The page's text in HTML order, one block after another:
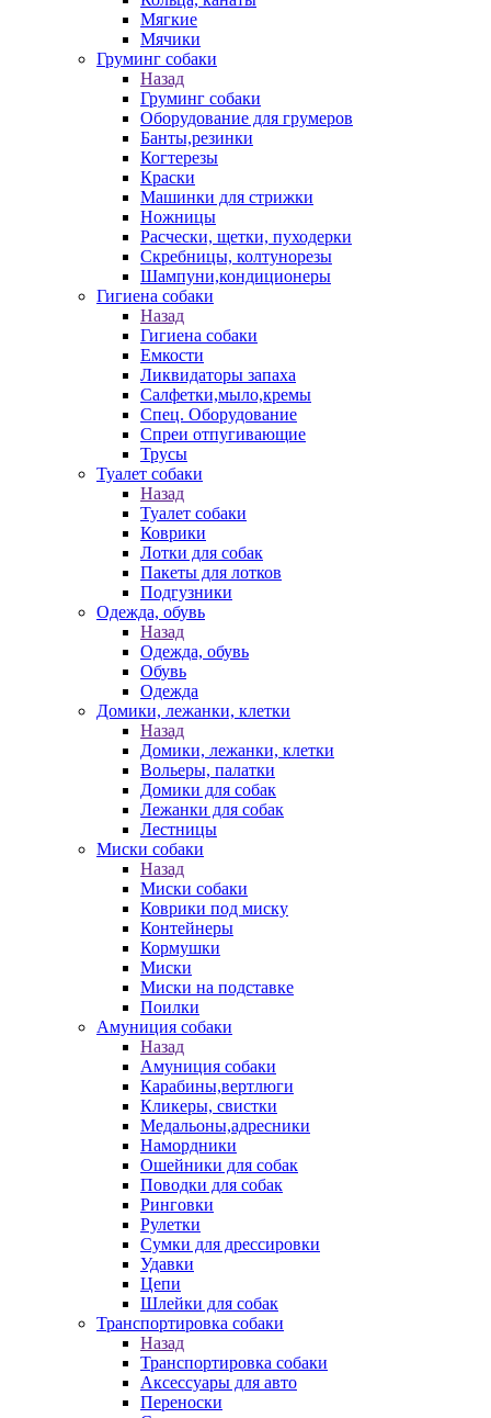
Мягкие
Мячики
Груминг собаки
Назад
Груминг собаки
Оборудование для грумеров
Банты,резинки
Когтерезы
Краски
Машинки для стрижки
Ножницы
Расчески, щетки, пуходерки
Скребницы, колтунорезы
Шампуни,кондиционеры
Гигиена собаки
Назад
Гигиена собаки
Емкости
Ликвидаторы запаха
Салфетки,мыло,кремы
Спец. Оборудование
Спреи отпугивающие
Трусы
Туалет собаки
Назад
Туалет собаки
Коврики
Лотки для собак
Пакеты для лотков
Подгузники
Одежда, обувь
Назад
Одежда, обувь
Обувь
Одежда
Домики, лежанки, клетки
Назад
Домики, лежанки, клетки
Вольеры, палатки
Домики для собак
Лежанки для собак
Лестницы
Миски собаки
Назад
Миски собаки
Коврики под миску
Контейнеры
Кормушки
Миски
Миски на подставке
Поилки
Амуниция собаки
Назад
Амуниция собаки
Карабины,вертлюги
Кликеры, свистки
Медальоны,адресники
Намордники
Ошейники для собак
Поводки для собак
Ринговки
Рулетки
Сумки для дрессировки
Удавки
Цепи
Шлейки для собак
Транспортировка собаки
Назад
Транспортировка собаки
Аксессуары для авто
Переноски